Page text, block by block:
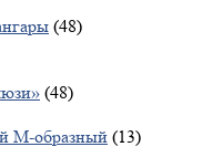
(48)
(48)
М-образный (13)